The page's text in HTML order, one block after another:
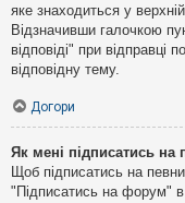
яке знаходиться у
Відзначивши галочкою
відповіді" при відправці
відповідну тему.
Догори
Як мені підписатись
Щоб підписатись на
"Підписатись на форум" в